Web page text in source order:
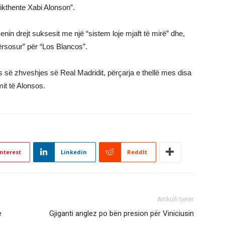
Xabi Alonson”.
drejt suksesit me një “sistem loje mjaft të mirë” dhe,
për “Los Blancos”.
së zhveshjes së Real Madridit, përçarja e thellë mes disa
të Alonsos.
Linkedin ReddIt
Artikulli tjetër
Gjiganti anglez po bën presion për Viniciusin